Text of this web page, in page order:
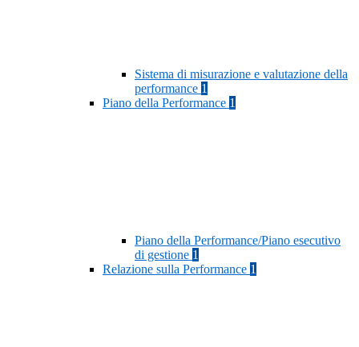
Sistema di misurazione e valutazione della
performance 1
Piano della Performance 1
Piano della Performance/Piano esecutivo
di gestione 1
Relazione sulla Performance 1